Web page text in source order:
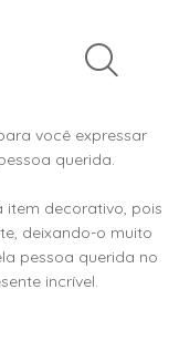
você expressar
querida.
decorativo, pois
deixando-o muito
pessoa querida no
incrível.